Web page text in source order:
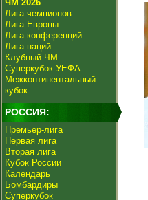
ЧМ 2026
Лига чемпионов
Лига Европы
Лига конференций
Лига наций
Клубный ЧМ
Суперкубок УЕФА
Межконтинентальный
кубок
РОССИЯ:
Премьер-лига
Первая лига
Вторая лига
Кубок России
Календарь
Бомбардиры
Суперкубок